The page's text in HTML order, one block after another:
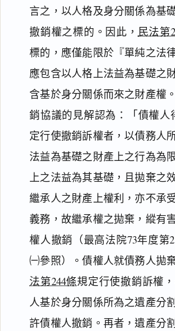
言之，以人格及身分關係為基
撤銷權之標的。因此， 民法第
標的，應僅能限於『單純之法
應包含以人格上法益為基礎之
含基於身分關係而來之財產權
銷協議的見解認為：「債權人
定行使撤銷訴權者，以債務人
法益為基礎之財產上之行為為
上之法益為其基礎，且拋棄之
繼承人之財產上權利，亦不承
義務，故繼承權之拋棄，縱有
權人撤銷（最高法院73年度第
㈠參照）。債權人就債務人拋
法第244條規定行使撤銷訴權
人基於身分關係所為之遺產分
許債權人撤銷。再者，遺產分